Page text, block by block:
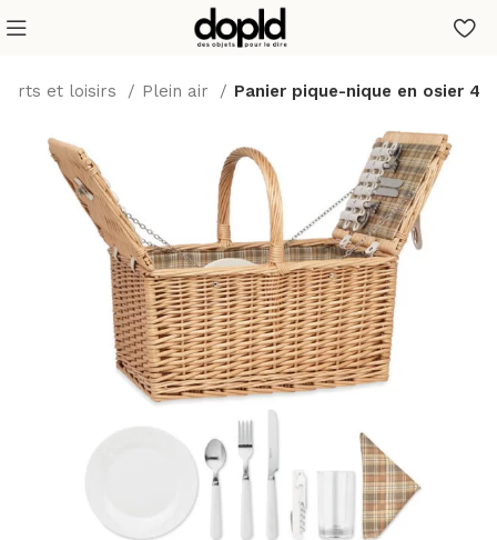
et loisirs Plein air Panier pique-nique en osier 4